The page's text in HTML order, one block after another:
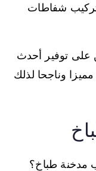
شفاطات
على توفير أحدث
وناجحا لذلك
مدخنة طباخ؟